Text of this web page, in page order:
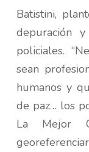
Batistini,
depuración
policiales.
sean
humanos y
de paz… los
La Mejor